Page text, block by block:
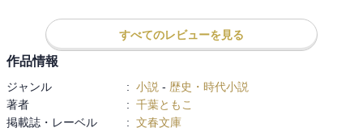
あるが芯があり文官を目指す好青年！
この3人が安史の乱に巻き込まれ時代に翻弄されていく・・・
本作を読むきっかけは、書店で同作家の【戴天】を手に取り、戴天
の前に本作を書き上げている事から読もうと思いました。
この時代に生きている人々の切ない苦しい戦火の中で生き様は胸
を打つ物語でした。
すべてのレビューを見る
作品情報
ジャンル : 小説 - 歴史・時代小説
著者
: 千葉ともこ
掲載誌・レーベル
: 文春文庫